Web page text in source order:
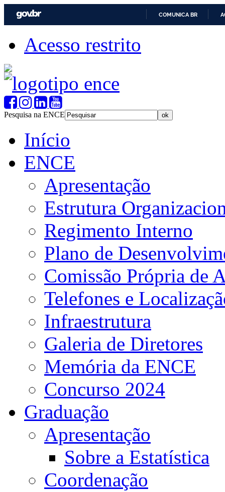
COMUNICA BR
Acesso restrito
Pesquisa na ENCE
Início
ENCE
Apresentação
Estrutura
Regimento Interno
Plano de
Comissão Própria de
Telefones e
Infraestrutura
Galeria de Diretores
Memória da ENCE
Concurso 2024
Graduação
Apresentação
Sobre a Estatística
Coordenação